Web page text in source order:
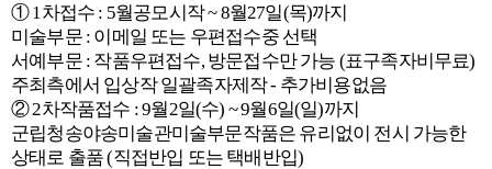
① 1차접수 : 5월공모시작 ~ 8월27일(목)까지
미술부문 : 이메일 또는 우편접수중 선택
서예부문 : 작품우편접수, 방문접수만 가능 (표구족자비무료)
주최측에서 입상작 일괄족자제작 - 추가비용없음
② 2차작품접수 : 9월2일(수) ~ 9월6일(일)까지
군립청송야송미술관미술부문작품은 유리없이 전시 가능한
상태로 출품 (직접반입 또는 택배반입)